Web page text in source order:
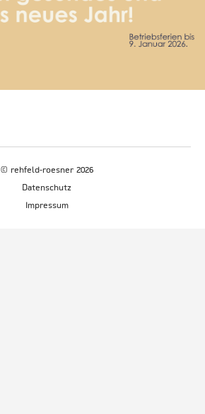
© rehfeld-roesner 2026
Datenschutz
Impressum